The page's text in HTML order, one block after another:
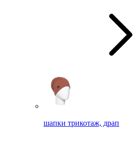
шапки трикотаж, драп